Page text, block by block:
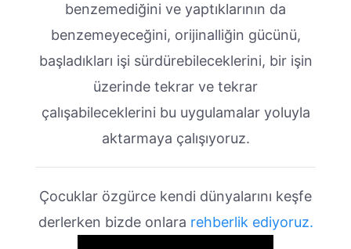
benzemediğini ve yaptıklarının da
benzemeyeceğini, orijinalliğin gücünü,
başladıkları işi sürdürebileceklerini, bir işin
üzerinde tekrar ve tekrar
çalışabileceklerini bu uygulamalar yoluyla
aktarmaya çalışıyoruz.
Çocuklar özgürce kendi dünyalarını keşfe
derlerken bizde onlara rehberlik ediyoruz.